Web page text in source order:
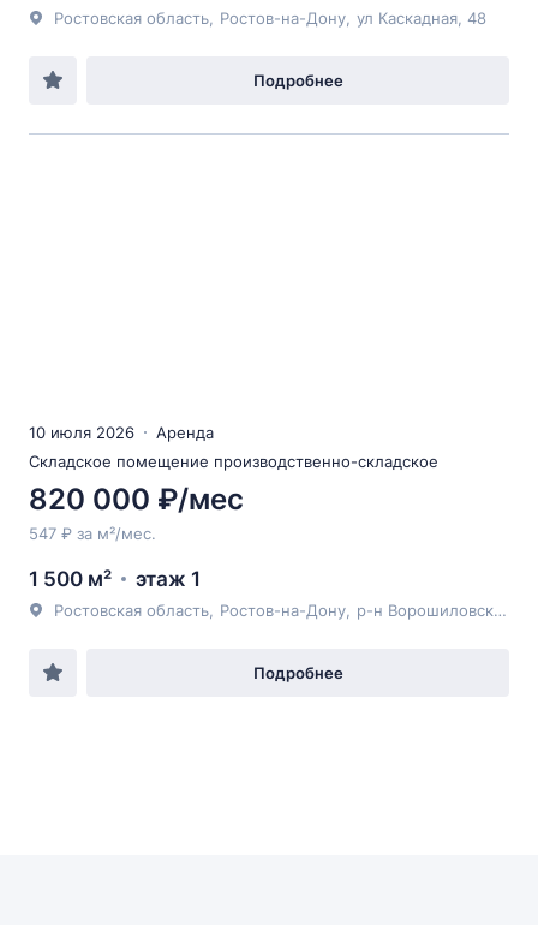
Ростовская область Ростов-на-Дону ул Каскадная , 48
Подробнее
10 июля 2026
Аренда
Складское помещение производственно-складское
820 000 ₽/мес
547 ₽ за м²/мес.
1 500 м² этаж 1
Ростовская область Ростов-на-Дону р-н Ворошиловский
Подробнее